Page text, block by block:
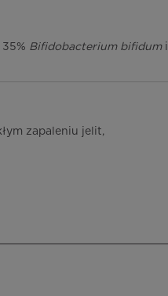
35% Bifidobacterium bifidumi
zapaleniu jelit,